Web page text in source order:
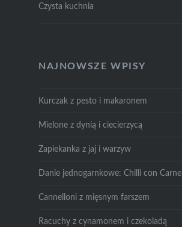
Czysta kuchnia
NAJNOWSZE WPISY
Kurczak z pesto i makaronem
Mielone z dynią i ciecierzycą
Zapiekanka z jaj i warzyw
Danie jednogarnkowe: Chilli con Carne
Cannelloni z mięsnym farszem
Racuchy z cynamonem i czekoladą